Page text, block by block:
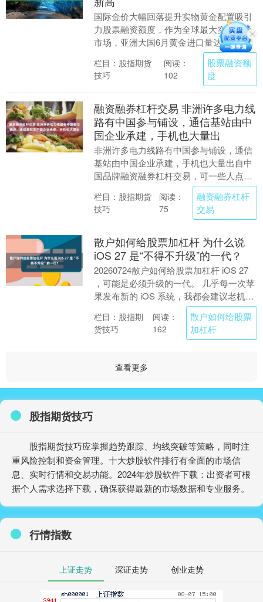
国际金价大幅回落提升实物黄金配置吸引
力股票融资额度，作为全球最大实物黄金
市场，亚洲大国6月黄金进口量达到173
吨，创下2024年3月以来新高，实现连续
三个月环比....
栏目：股指期货
技巧
阅读：
102
股票融资额
度
融资融券杠杆交易 非洲许多电力线
路有中国参与铺设，通信基站由中
国企业承建，手机也大量出
非洲许多电力线路有中国参与铺设，通信
基站由中国企业承建，手机也大量出自中
国品牌融资融券杠杆交易，可一些人点亮
屏幕后，刷到的却是贬损中国的内容。硬
件已经进入日常生....
栏目：股指期货
技巧
阅读：
75
融资融券杠杆
交易
散户如何给股票加杠杆 为什么说
iOS 27 是“不得不升级”的一代？
20260724散户如何给股票加杠杆 iOS 27
，可能是必须升级的一代。 几乎每一次苹
果发布新的 iOS 系统，我都会建议老机型
停留在上一代。原因很简单，新....
栏目：股指期
货技巧
阅读：
162
散户如何给股票
加杠杆
查看更多
股指期货技巧
股指期货技巧应掌握趋势跟踪、均线突破等策略，同时注
重风险控制和资金管理。十大炒股软件排行有全面的市场信
息、实时行情和交易功能。2024年炒股软件下载：出资者可根
据个人需求选择下载，确保获得最新的市场数据和专业服务。
行情指数
上证走势 深证走势 创业走势